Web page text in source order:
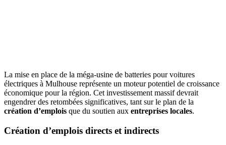
La mise en place de la méga-usine de batteries pour voitures
électriques à Mulhouse représente un moteur potentiel de croissance
économique pour la région. Cet investissement massif devrait
engendrer des retombées significatives, tant sur le plan de la
création d’emplois que du soutien aux entreprises locales.
Création d’emplois directs et indirects